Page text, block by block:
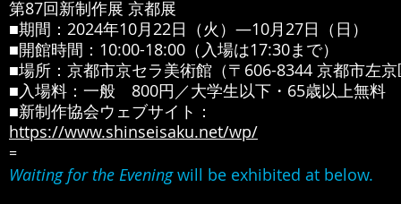
第87回新制作展 京都展
■期間：2024年10月22日（火）―10月27日（日）
■開館時間：10:00-18:00（入場は17:30まで）
■場所：京都市京セラ美術館（〒606-8344 京都市左
■入場料：一般 800円／大学生以下・65歳以上無料
■新制作協会ウェブサイト：
https://www.shinseisaku.net/wp/
=
Waiting for the Eveningwill be exhibited at below.